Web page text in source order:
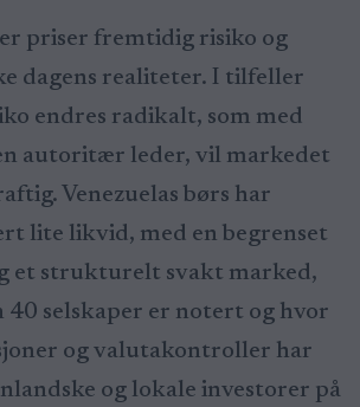
priser fremtidig risiko og
dagens realiteter. I tilfeller
endres radikalt, som med
autoritær leder, vil markedet
Venezuelas børs har
lite likvid, med en begrenset
et strukturelt svakt marked,
selskaper er notert og hvor
og valutakontroller har
og lokale investorer på